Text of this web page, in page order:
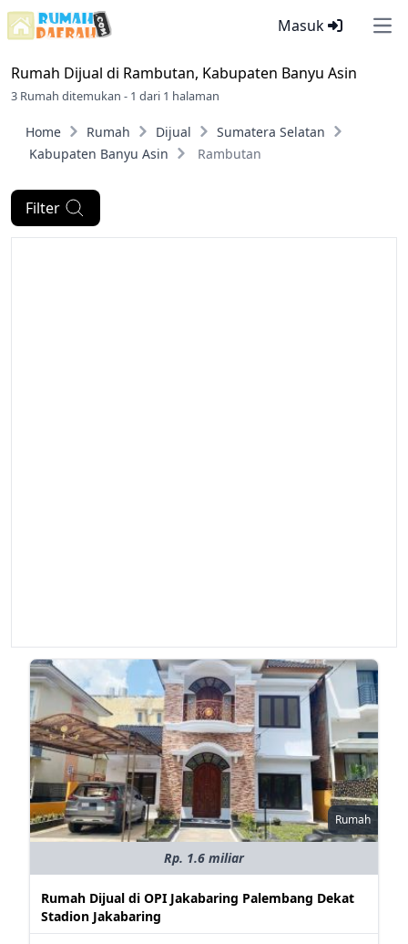
Masuk
Rumah Dijual di Rambutan, Kabupaten Banyu Asin
3 Rumah ditemukan - 1 dari 1 halaman
Home Rumah Dijual
Sumatera Selatan
Kabupaten Banyu Asin
Rambutan
Filter
Rumah
Rp. 1.6 miliar
Rumah Dijual di OPI Jakabaring Palembang Dekat
Stadion Jakabaring